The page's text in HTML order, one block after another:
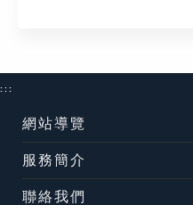
:::
網站導覽
服務簡介
聯絡我們